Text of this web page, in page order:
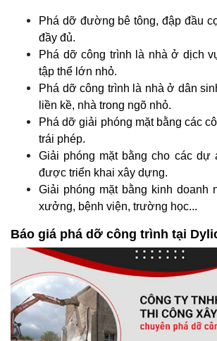
Phá dỡ đường bê tông, đập đầu
đầy đủ.
Phá dỡ công trình là nhà ở dịch
tập thể lớn nhỏ.
Phá dỡ công trình là nhà ở dân
liền kề, nhà trong ngõ nhỏ.
Phá dỡ giải phóng mặt bằng các
trái phép.
Giải phóng mặt bằng cho các dự
được triển khai xây dựng.
Giải phóng mặt bằng kinh doanh
xưởng, bệnh viện, trường học...
Báo giá phá dỡ công trình tại